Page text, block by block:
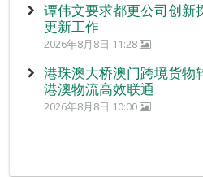
谭伟文要求都更公司创新
更新工作
2026年8月8日 11:28
港珠澳大桥澳门跨境货物
港澳物流高效联通
2026年8月8日 10:00